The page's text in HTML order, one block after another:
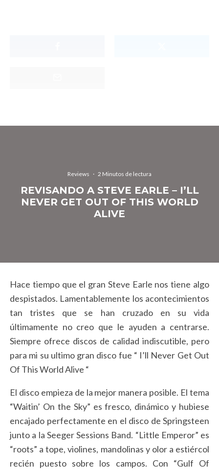
Reviews · 2 Minutos de lectura
REVISANDO A STEVE EARLE – I’LL
NEVER GET OUT OF THIS WORLD
ALIVE
Hace tiempo que el gran Steve Earle nos tiene algo
despistados. Lamentablemente los acontecimientos
tan tristes que se han cruzado en su vida
últimamente no creo que le ayuden a centrarse.
Siempre ofrece discos de calidad indiscutible, pero
para mi su ultimo gran disco fue “ I’ll Never Get Out
Of This World Alive “
El disco empieza de la mejor manera posible. El tema
“Waitin’ On the Sky” es fresco, dinámico y hubiese
encajado perfectamente en el disco de Springsteen
junto a la Seeger Sessions Band. “Little Emperor” es
“roots” a tope, violines, mandolinas y olor a estiércol
recién puesto sobre los campos. Con “Gulf Of